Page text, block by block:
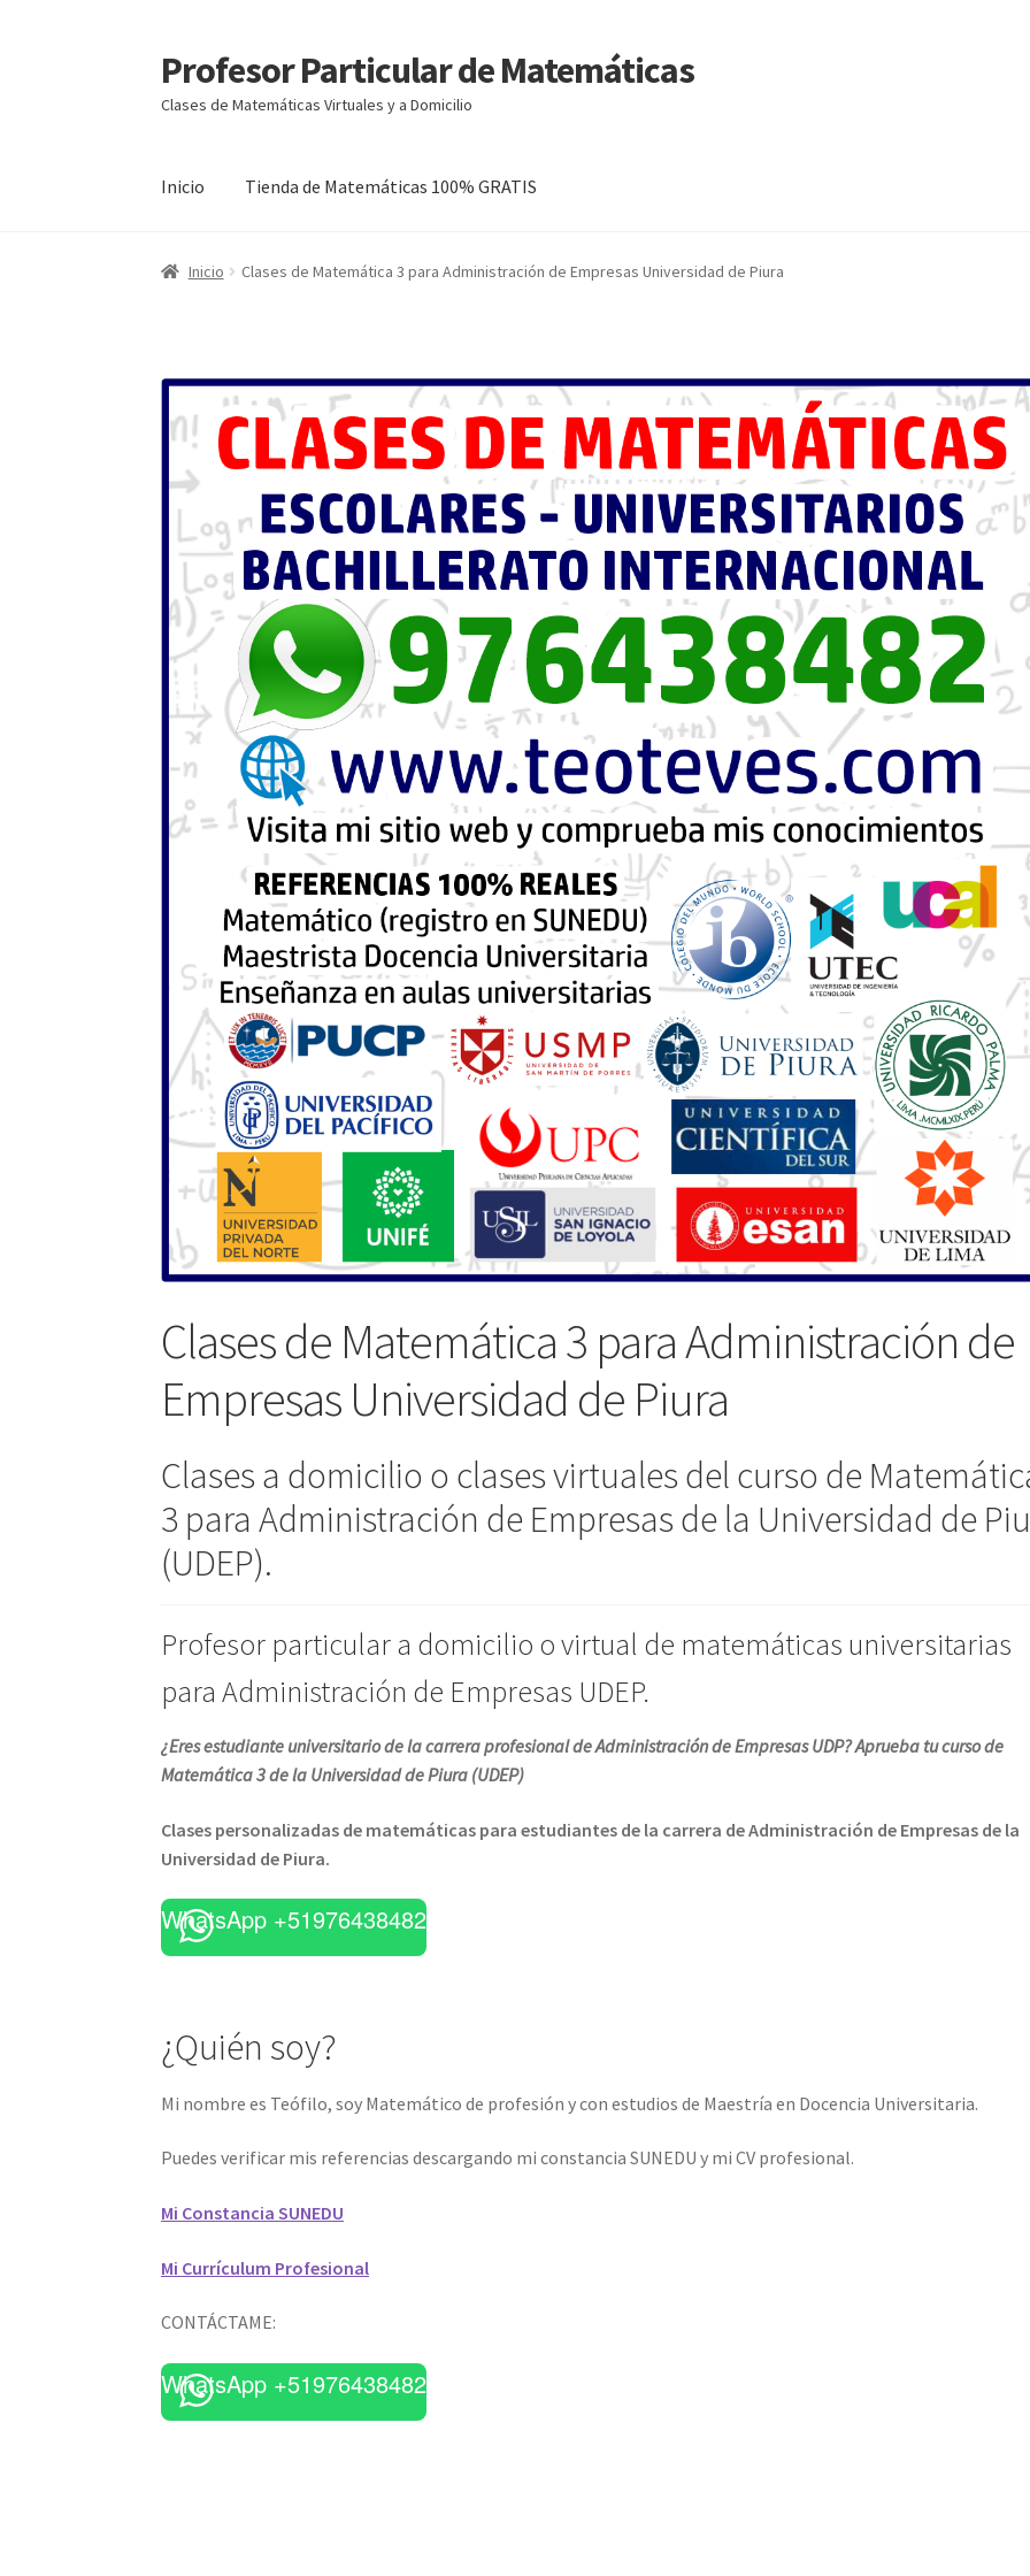
Ir
a
la
Ir
al
contenido
Profesor Particular de Matemáticas
Clases de Matemáticas Virtuales y a Domicilio
Inicio Tienda de Matemáticas 100% GRATIS
Inicio Clases de Matemática 3 para Administración de Empresas Universidad de Piura
Clases de Matemática 3 para Administración de
Empresas Universidad de Piura
Clases a domicilio o clases virtuales del curso de
3 para Administración de Empresas de la Universidad de
(UDEP).
Profesor particular a domicilio o virtual de matemáticas universitarias
para Administración de Empresas UDEP.
¿Eres estudiante universitario de la carrera profesional de Administración de Empresas UDP? Aprueba tu curso de
Matemática 3 de la Universidad de Piura (UDEP)
Clases personalizadas de matemáticas para estudiantes de la carrera de Administración de Empresas de la
Universidad de Piura.
WhatsApp +51976438482
¿Quién soy?
Mi nombre es Teófilo, soy Matemático de profesión y con estudios de Maestría en Docencia Universitaria.
Puedes verificar mis referencias descargando mi constancia SUNEDU y mi CV profesional.
Mi Constancia SUNEDU
Mi Currículum Profesional
CONTÁCTAME:
WhatsApp +51976438482